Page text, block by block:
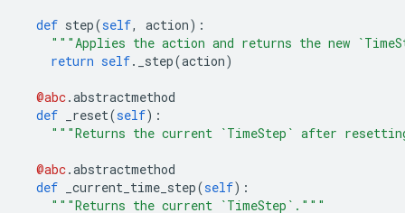
def step(self, action):
"""Applies the action and returns the new
return self. _step(action)
@abc.abstractmethod
def _reset(self):
"""Returns the current `TimeStep` after
@abc.abstractmethod
def _current_time_step(self):
"""Returns the current `TimeStep`."""